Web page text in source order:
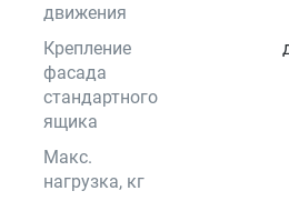
движения
Крепление
фасада
стандартного
ящика
Макс.
нагрузка, кг